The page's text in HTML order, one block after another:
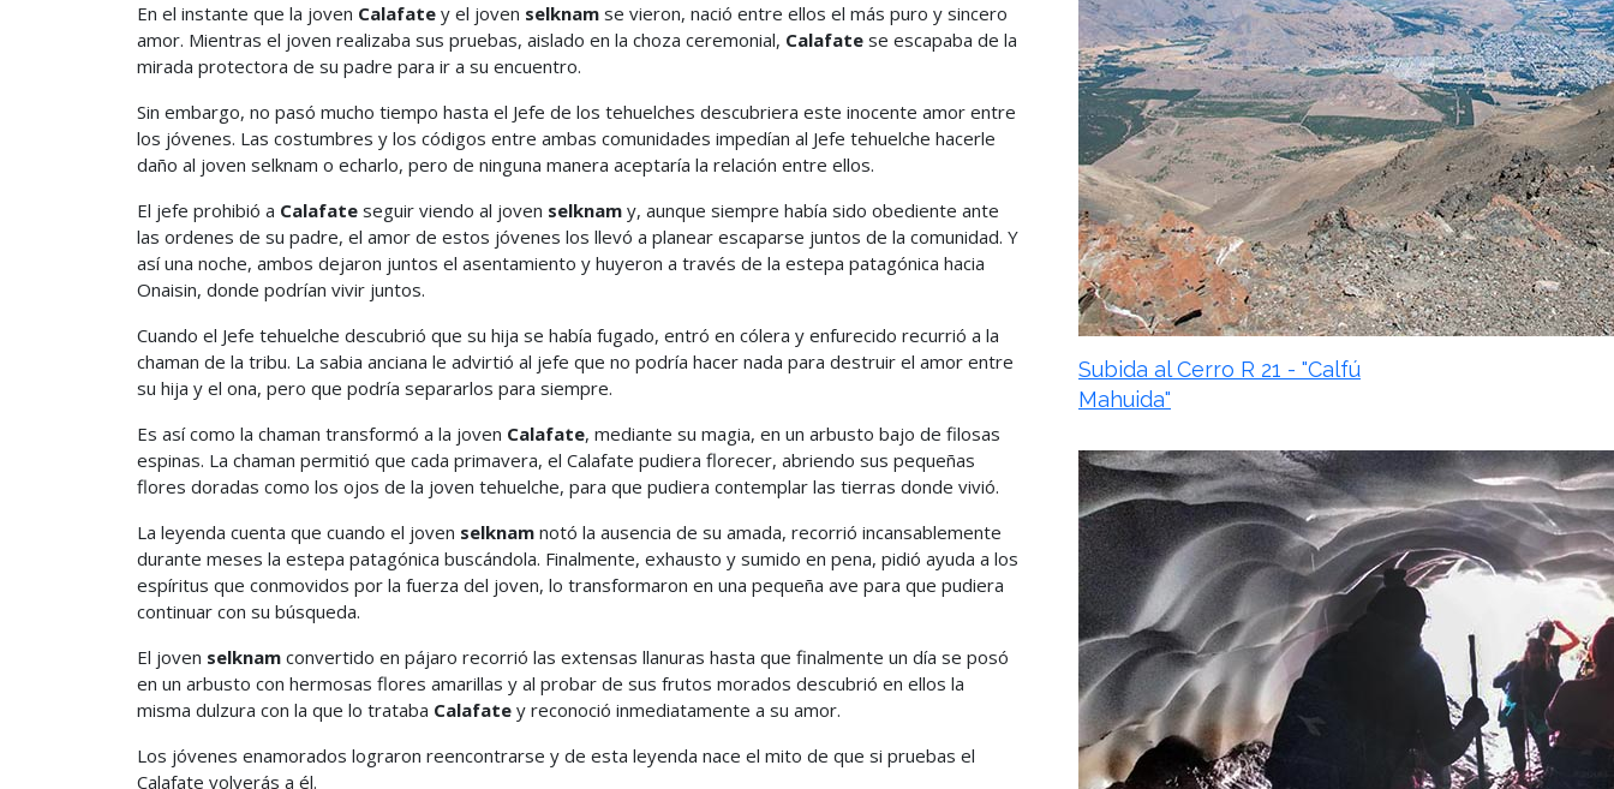
En el instante que la joven Calafate y el joven selknam se vieron, nació entre ellos el más puro y sincero
amor. Mientras el joven realizaba sus pruebas, aislado en la choza ceremonial, Calafate se escapaba de la
mirada protectora de su padre para ir a su encuentro.
Sin embargo, no pasó mucho tiempo hasta el Jefe de los tehuelches descubriera este inocente amor entre
los jóvenes. Las costumbres y los códigos entre ambas comunidades impedían al Jefe tehuelche hacerle
daño al joven selknam o echarlo, pero de ninguna manera aceptaría la relación entre ellos.
El jefe prohibió a Calafate seguir viendo al joven selknam y, aunque siempre había sido obediente ante
las ordenes de su padre, el amor de estos jóvenes los llevó a planear escaparse juntos de la comunidad. Y
así una noche, ambos dejaron juntos el asentamiento y huyeron a través de la estepa patagónica hacia
Onaisin, donde podrían vivir juntos.
Cuando el Jefe tehuelche descubrió que su hija se había fugado, entró en cólera y enfurecido recurrió a la
chaman de la tribu. La sabia anciana le advirtió al jefe que no podría hacer nada para destruir el amor entre
su hija y el ona, pero que podría separarlos para siempre.
Es así como la chaman transformó a la joven Calafate, mediante su magia, en un arbusto bajo de filosas
espinas. La chaman permitió que cada primavera, el Calafate pudiera florecer, abriendo sus pequeñas
flores doradas como los ojos de la joven tehuelche, para que pudiera contemplar las tierras donde vivió.
La leyenda cuenta que cuando el joven selknam notó la ausencia de su amada, recorrió incansablemente
durante meses la estepa patagónica buscándola. Finalmente, exhausto y sumido en pena, pidió ayuda a los
espíritus que conmovidos por la fuerza del joven, lo transformaron en una pequeña ave para que pudiera
continuar con su búsqueda.
El joven selknam convertido en pájaro recorrió las extensas llanuras hasta que finalmente un día se posó
en un arbusto con hermosas flores amarillas y al probar de sus frutos morados descubrió en ellos la
misma dulzura con la que lo trataba Calafate y reconoció inmediatamente a su amor.
Los jóvenes enamorados lograron reencontrarse y de esta leyenda nace el mito de que si pruebas el
Calafate volverás a él.
Subida al Cerro R 21 - "Calfú
Mahuida"